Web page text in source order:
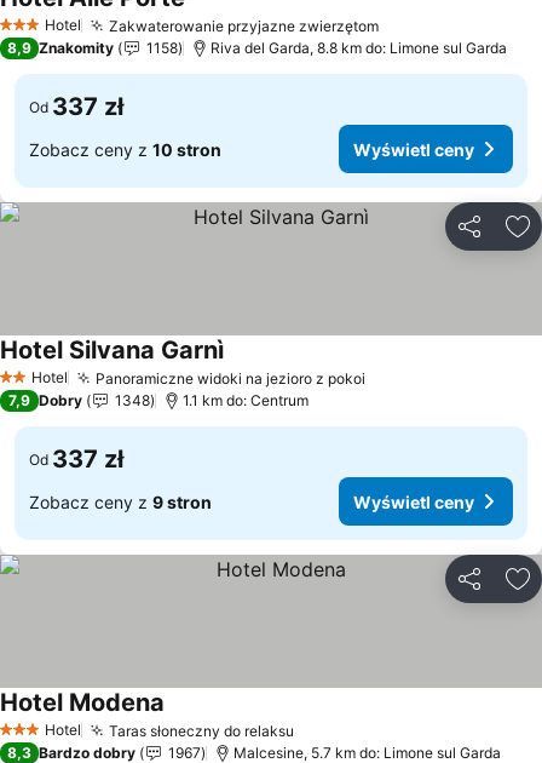
3 Kategoria
Hotel Zakwaterowanie przyjazne zwierzętom
8,9 Znakomity 1158 Riva del Garda, 8.8 km do: Limone sul Garda
Od 337 zł
Zobacz ceny z 10 stron Wyświetl ceny
2 Kategoria
Hotel Panoramiczne widoki na jezioro z pokoi
Hotel Silvana Garnì
7,9 Dobry 1348 1.1 km do: Centrum
Od 337 zł
Zobacz ceny z 9 stron Wyświetl ceny
3 Kategoria
Hotel Taras słoneczny do relaksu
Hotel Modena
8,3 Bardzo dobry 1967 Malcesine, 5.7 km do: Limone sul Garda